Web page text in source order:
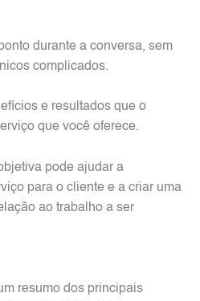
durante a conversa, sem
complicados.
e resultados que o
que você oferece.
pode ajudar a
para o cliente e a criar uma
ao trabalho a ser
resumo dos principais